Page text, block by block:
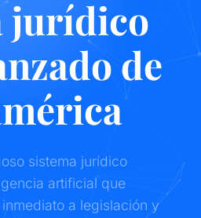
jurídico
de
sistema jurídico
artificial que
a legislación y